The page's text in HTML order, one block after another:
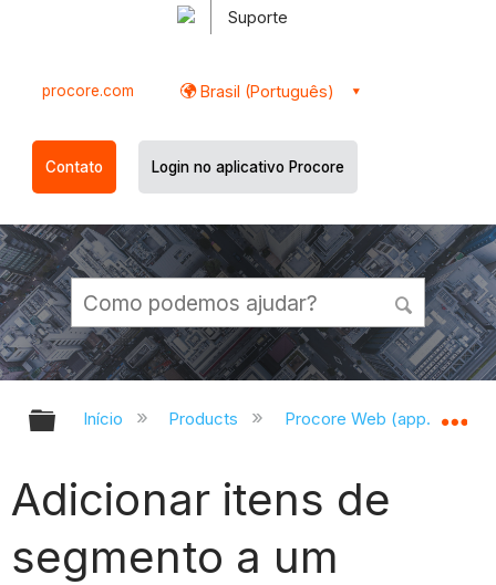
Suporte
procore.com Brasil (Português)
Contato Login no aplicativo Procore
Expandir/recolher hierarquia
Início Products Procore Web
Adicionar itens de
segmento a um